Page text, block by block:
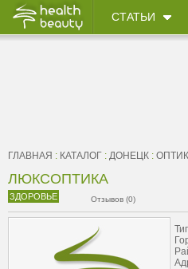
СТАТЬИ
ГЛАВНАЯ : КАТАЛОГ : ДОНЕЦК :
ЛЮКСОПТИКА
ЗДОРОВЬЕ Отзывов (0)